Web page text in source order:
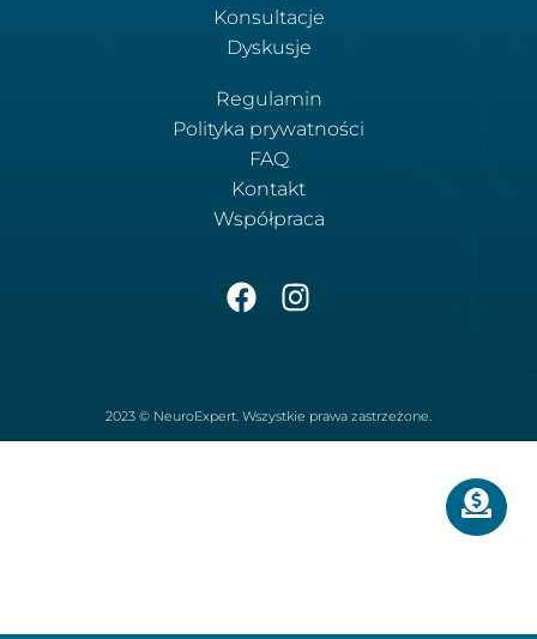
Konsultacje
Dyskusje
Regulamin
Polityka prywatności
FAQ
Kontakt
Współpraca
2023 © NeuroExpert. Wszystkie prawa zastrzeżone.